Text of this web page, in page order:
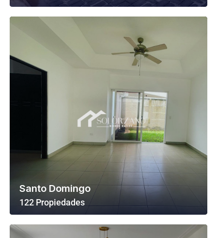
Ver Todas Las Propiedades
Santo Domingo
122 Propiedades
Ver Todas Las Propiedades